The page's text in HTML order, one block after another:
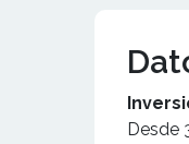
Desde